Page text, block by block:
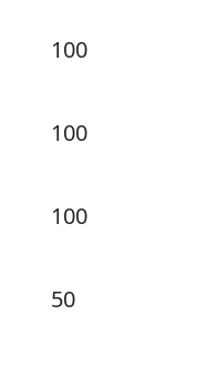
100
100
100
50